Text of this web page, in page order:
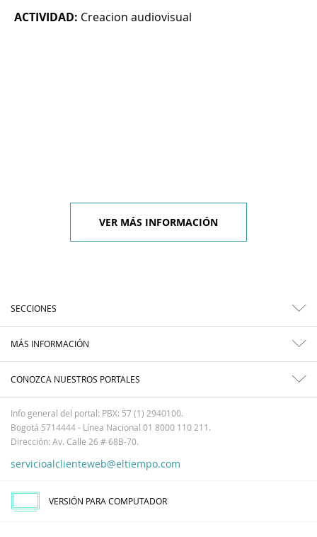
ACTIVIDAD: Creacion audiovisual
VER MÁS INFORMACIÓN
SECCIONES
MÁS INFORMACIÓN
CONOZCA NUESTROS PORTALES
Info general del portal: PBX: 57 (1) 2940100.
Bogotá 5714444 - Línea Nacional 01 8000 110 211.
Dirección: Av. Calle 26 # 68B-70.
servicioalclienteweb@eltiempo.com
VERSIÓN PARA COMPUTADOR